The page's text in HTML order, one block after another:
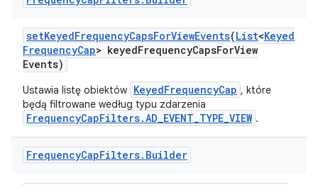
setKeyedFrequencyCapsForViewEvents(List<Keyed
FrequencyCap> keyedFrequencyCapsForView
Events)
Ustawia listę obiektów KeyedFrequencyCap , które
będą filtrowane według typu zdarzenia
FrequencyCapFilters.AD_EVENT_TYPE_VIEW .
FrequencyCapFilters. Builder